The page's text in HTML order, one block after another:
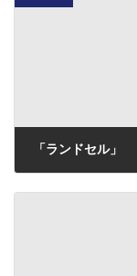
「ランドセル」